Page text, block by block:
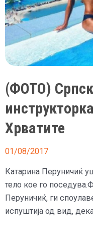
(ФОТО)
Хрватите
01/08/2017
Катарина Перуничиќ
тело кое го
Перуничиќ, ги
испуштија од вид,